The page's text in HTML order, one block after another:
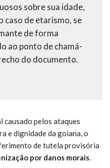
sobre sua idade,
caso de etarismo, se
de forma
ao ponto de chamá-
do documento.
causado pelos ataques
e dignidade da goiana, o
de tutela provisória
por danos morais.